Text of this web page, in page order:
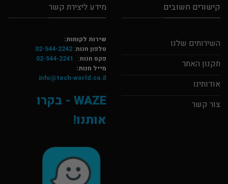
קישורים חשובים
השירותים שלנו
תקנון האתר
אודותינו
צור קשר
מידע ליצירת קשר
שירות לקוחות:
טלפון חנות:
02-544-2242
פקס חנות:
02-544-2241
מייל חנות:
info@tech-world.co.il
WAZE - בקרו
אותנו!